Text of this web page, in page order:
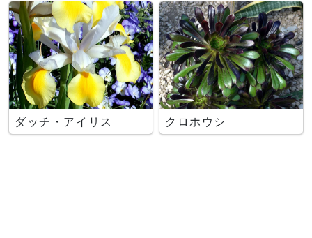
ダッチ・アイリス クロホウシ